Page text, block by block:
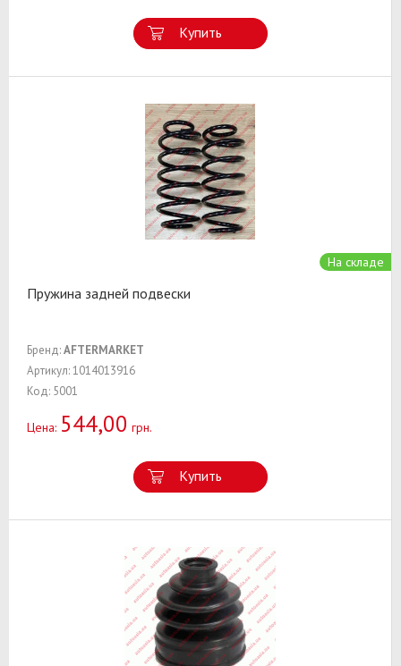
Купить
На складе
Пружина задней подвески
Бренд:AFTERMARKET
Артикул: 1014013916
Код: 5001
Цена: 544,00 грн.
Купить